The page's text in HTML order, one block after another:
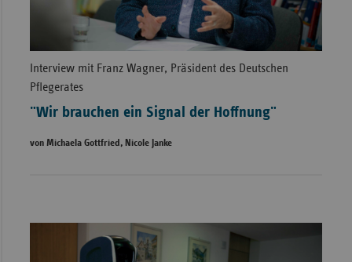
Interview mit Franz Wagner, Präsident des Deutschen
Pflegerates
"Wir brauchen ein Signal der Hoffnung"
von Michaela Gottfried, Nicole Janke